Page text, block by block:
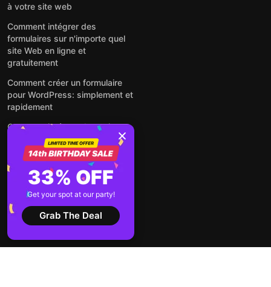
à votre site web
Comment intégrer des
formulaires sur n'importe quel
site Web en ligne et
gratuitement
Comment créer un formulaire
pour WordPress: simplement et
rapidement
Comment intégrer des avis
Google gratuitement sur un site
web
Comment intégrer une fenêtre
contextuelle sur n'importe quel
site Web
Voir tous les articles
33% OFF
Get your spot at our party!
Grab The Deal